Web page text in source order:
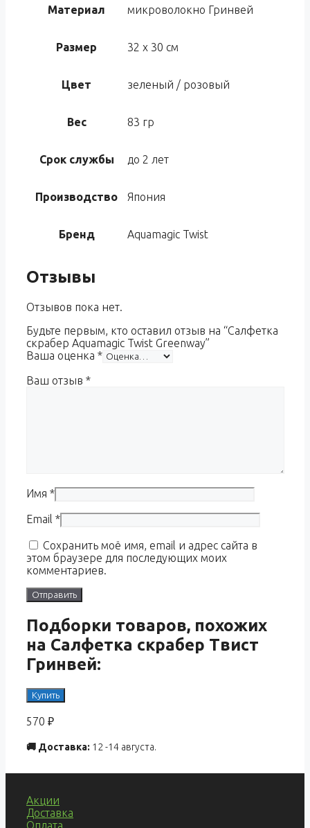
Материал микроволокно Гринвей
Размер 32 х 30 см
Цвет зеленый / розовый
Вес 83 гр
Срок службы до 2 лет
Производство Япония
Бренд Aquamagic Twist
Отзывы
Отзывов пока нет.
Будьте первым, кто оставил отзыв на “Салфетка
скрабер Aquamagic Twist Greenway”
Ваша оценка *
Ваш отзыв *
Имя *
Email *
Сохранить моё имя, email и адрес сайта в
этом браузере для последующих моих
комментариев.
Подборки товаров, похожих
на Салфетка скрабер Твист
Гринвей:
Купить
570 ₽
🚚 Доставка: 12 -14 августа.
Акции
Доставка
Оплата